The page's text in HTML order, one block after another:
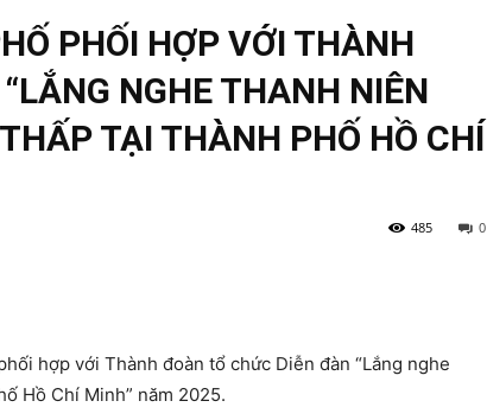
PHỐI HỢP VỚI THÀNH
NGHE THANH NIÊN
TẠI THÀNH PHỐ HỒ CHÍ
0
485
hợp với Thành đoàn tổ chức Diễn đàn “Lắng nghe
Hồ Chí Minh” năm 2025.